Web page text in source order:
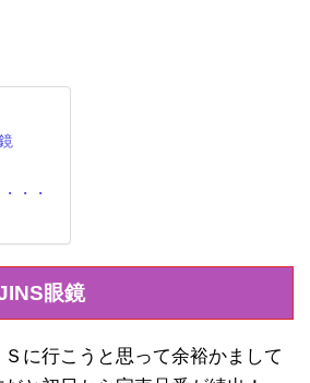
・・
眼鏡
に行こうと思って余裕かまして